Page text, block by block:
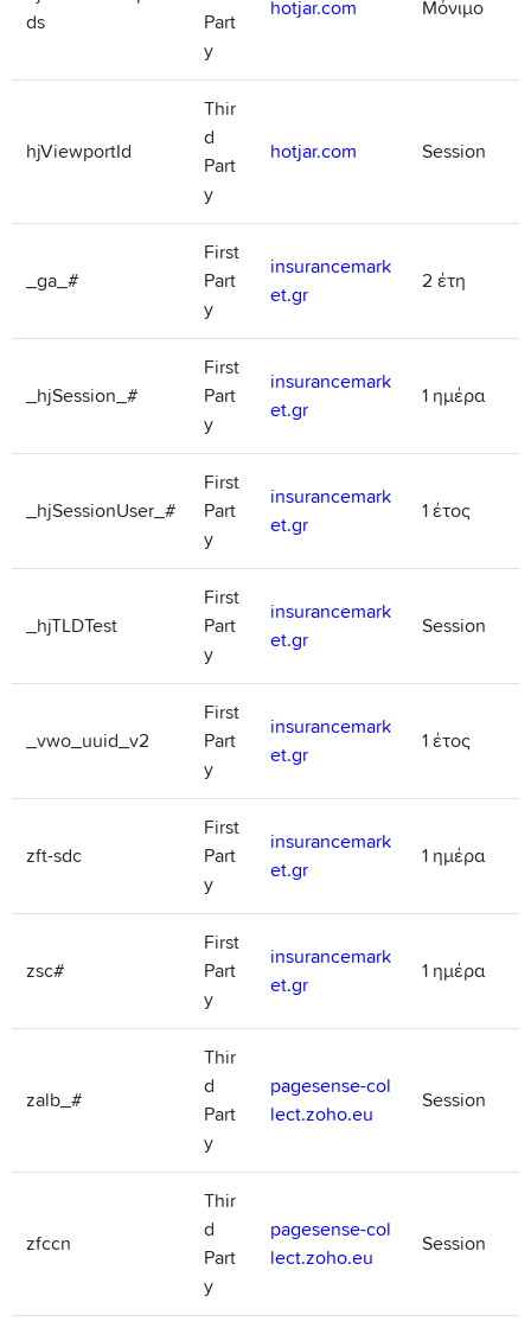
ds
Part
y
hotjar.com Μόνιμο
hjViewportId
Thir
d
Part
y
hotjar.com Session
_ga_#
First
Part
y
insurancemark
et.gr
2 έτη
_hjSession_#
First
Part
y
insurancemark
et.gr
1 ημέρα
_hjSessionUser_#
First
Part
y
insurancemark
et.gr
1 έτος
_hjTLDTest
First
Part
y
insurancemark
et.gr
Session
_vwo_uuid_v2
First
Part
y
insurancemark
et.gr
1 έτος
zft-sdc
First
Part
y
insurancemark
et.gr
1 ημέρα
zsc#
First
Part
y
insurancemark
et.gr
1 ημέρα
zalb_#
Thir
d
Part
y
pagesense-col
lect.zoho.eu
Session
zfccn
Thir
d
Part
y
pagesense-col
lect.zoho.eu
Session